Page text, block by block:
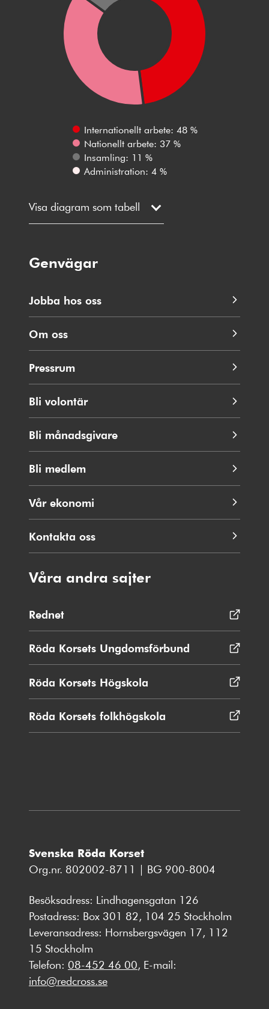
Internationellt arbete: 48 %
Nationellt arbete: 37 %
Insamling: 11 %
Administration: 4 %
Visa diagram som tabell
Genvägar
Jobba hos oss
Om oss
Pressrum
Bli volontär
Bli månadsgivare
Bli medlem
Vår ekonomi
Kontakta oss
Våra andra sajter
Rednet
i
nytt
fönster
Röda Korsets Ungdomsförbund Öppnas
i
Röda Korsets Högskola
i
nytt
fönster
Röda Korsets folkhögskola
i
Svenska Röda Korset
Org.nr. 802002-8711 | BG 900-8004
Besöksadress: Lindhagensgatan 126
Postadress: Box 301 82, 104 25 Stockholm
Leveransadress: Hornsbergsvägen 17, 112
15 Stockholm
Telefon: 08-452 46 00, E-mail:
info@redcross.se